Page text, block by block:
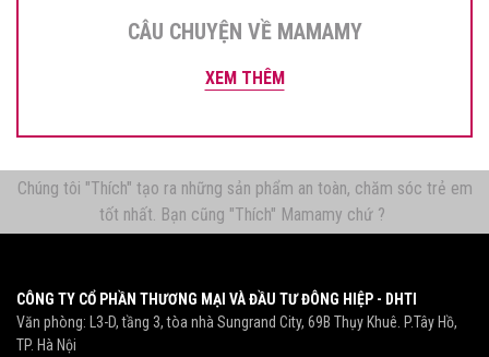
CÂU CHUYỆN VỀ MAMAMY
XEM THÊM
Chúng tôi "Thích" tạo ra những sản phẩm an toàn, chăm sóc trẻ em
tốt nhất. Bạn cũng "Thích" Mamamy chứ ?
CÔNG TY CỔ PHẦN THƯƠNG MẠI VÀ ĐẦU TƯ ĐÔNG HIỆP - DHTI
Văn phòng: L3-D, tầng 3, tòa nhà Sungrand City, 69B Thụy Khuê. P.Tây Hồ,
TP. Hà Nội